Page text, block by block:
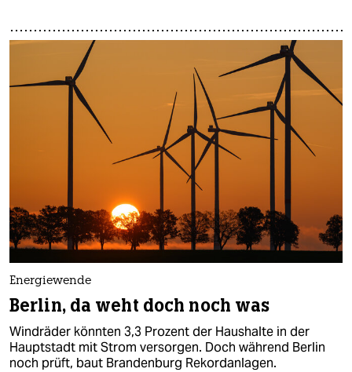
Energiewende
Berlin, da weht doch noch was
Windräder könnten 3,3 Prozent der Haushalte in der
Hauptstadt mit Strom versorgen. Doch während Berlin
noch prüft, baut Brandenburg Rekordanlagen.